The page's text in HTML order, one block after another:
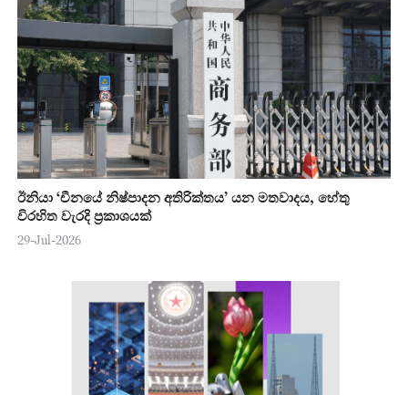
ඊනියා ‘චීනයේ නිෂ්පාදන අතිරික්තය’ යන මතවාදය, හේතු
විරහිත වැරදි ප්‍රකාශයක්
29-Jul-2026